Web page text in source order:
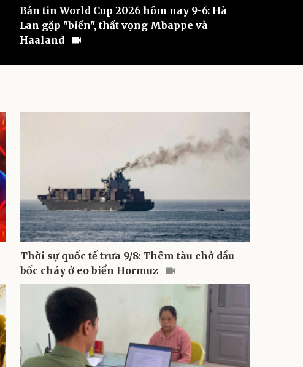
Bản tin World Cup 2026 hôm nay 9-6: Hà
Lan gặp "biến", thất vọng Mbappe và
Haaland
Thời sự quốc tế trưa 9/8: Thêm tàu chở dầu
bốc cháy ở eo biển Hormuz